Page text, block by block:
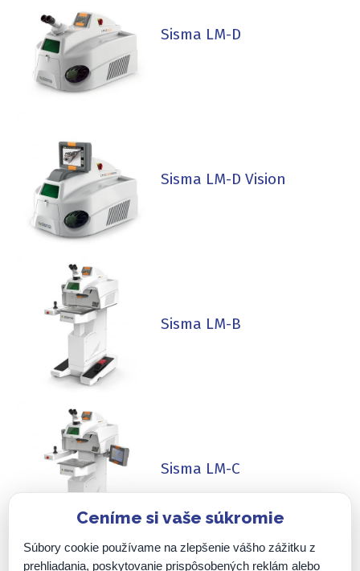
Sisma LM-D
Sisma LM-D Vision
Sisma LM-B
Sisma LM-C
Ceníme si vaše súkromie
Súbory cookie používame na zlepšenie vášho zážitku z
prehliadania, poskytovanie prispôsobených reklám alebo